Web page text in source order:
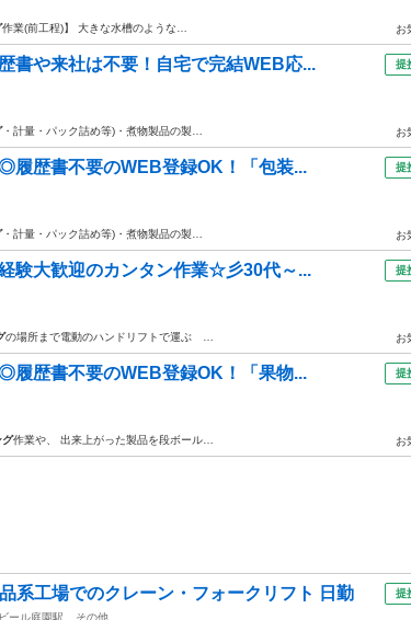
作業(前工程)】 大きな水槽のような… お
書や来社は不要！自宅で完結WEB応...
・計量・パック詰め等)・煮物製品の製…
提
お
履歴書不要のWEB登録OK！「包装...
・計量・パック詰め等)・煮物製品の製…
提
お
験大歓迎のカンタン作業☆彡30代～...
の場所まで電動のハンドリフトで運ぶ …
提
お
履歴書不要のWEB登録OK！「果物...
グ作業や、 出来上がった製品を段ボール…
提
お
工場でのクレーン・フォークリフト 日勤
ール庭園駅 その他
提